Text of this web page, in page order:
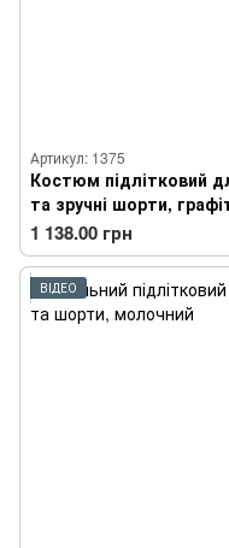
Артикул: 1375
Костюм підлітковий
та зручні шорти,
1 138.00 грн
ВІДЕО